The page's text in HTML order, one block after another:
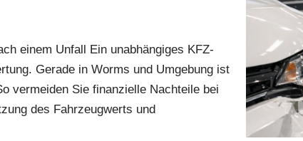
einem Unfall Ein unabhängiges KFZ-
Gerade in Worms und Umgebung ist
vermeiden Sie finanzielle Nachteile bei
des Fahrzeugwerts und